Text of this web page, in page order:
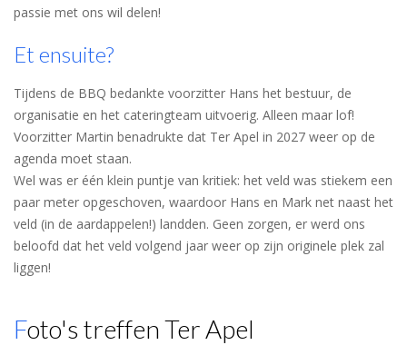
passie met ons wil delen!
Et ensuite?
Tijdens de BBQ bedankte voorzitter Hans het bestuur, de
organisatie en het cateringteam uitvoerig. Alleen maar lof!
Voorzitter Martin benadrukte dat Ter Apel in 2027 weer op de
agenda moet staan.
Wel was er één klein puntje van kritiek: het veld was stiekem een
paar meter opgeschoven, waardoor Hans en Mark net naast het
veld (in de aardappelen!) landden. Geen zorgen, er werd ons
beloofd dat het veld volgend jaar weer op zijn originele plek zal
liggen!
Foto's treffen Ter Apel